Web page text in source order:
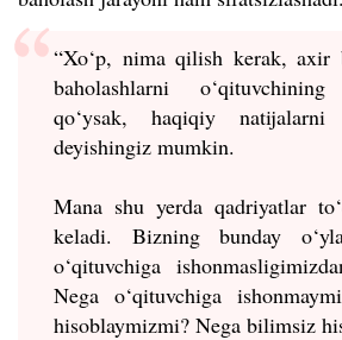
“Xo‘p, nima qilish kerak, axir
baholashlarni
qo‘ysak, haqiqiy
deyishingiz mumkin.
Mana shu yerda qadriyatlar
keladi. Bizning bunday
o‘qituvchiga
Nega o‘qituvchiga
hisoblaymizmi? Nega bilimsiz